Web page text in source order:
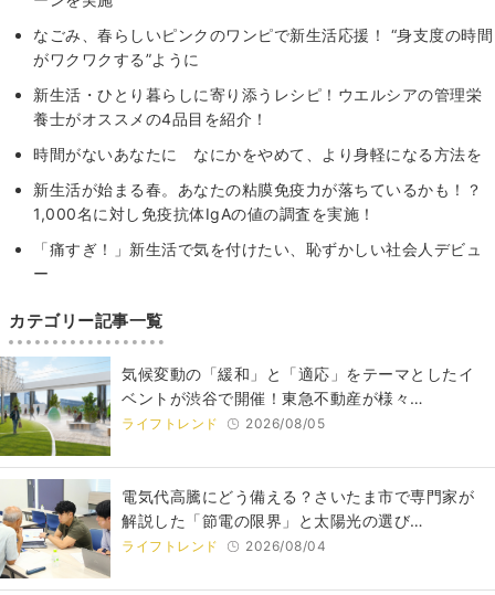
なごみ、春らしいピンクのワンピで新生活応援！ “身支度の時間
がワクワクする”ように
新生活・ひとり暮らしに寄り添うレシピ！ウエルシアの管理栄
養士がオススメの4品目を紹介！
時間がないあなたに なにかをやめて、より身軽になる方法を
新生活が始まる春。あなたの粘膜免疫力が落ちているかも！？
1,000名に対し免疫抗体IgAの値の調査を実施！
「痛すぎ！」新生活で気を付けたい、恥ずかしい社会人デビュ
ー
カテゴリー記事一覧
気候変動の「緩和」と「適応」をテーマとしたイ
ベントが渋谷で開催！東急不動産が様々…
ライフトレンド 2026/08/05
電気代高騰にどう備える？さいたま市で専門家が
解説した「節電の限界」と太陽光の選び…
ライフトレンド 2026/08/04